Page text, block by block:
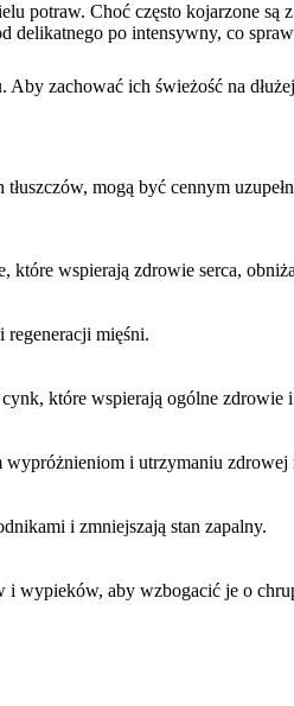
potraw. Choć często kojarzone
po intensywny, co
zachować ich świeżość na
mogą być cennym
które wspierają zdrowie serca,
regeneracji mięśni.
które wspierają ogólne zdrowie
wypróżnieniom i utrzymaniu
i zmniejszają stan zapalny.
i wypieków, aby wzbogacić je o